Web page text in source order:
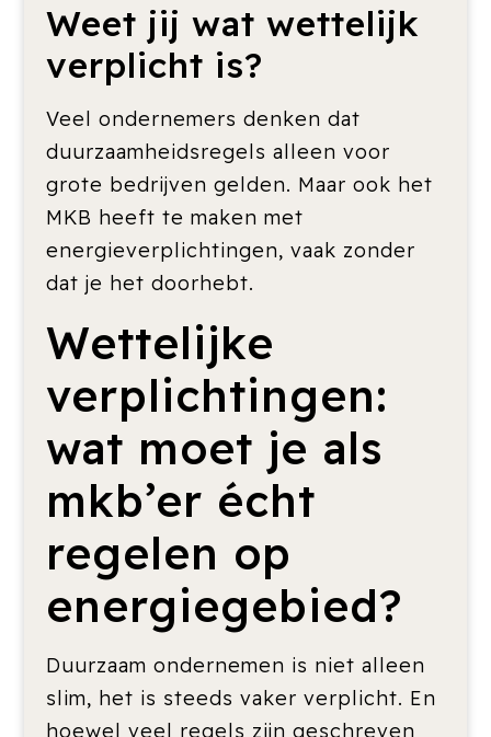
Weet jij wat wettelijk
verplicht is?
Veel ondernemers denken dat
duurzaamheidsregels alleen voor
grote bedrijven gelden. Maar ook het
MKB heeft te maken met
energieverplichtingen, vaak zonder
dat je het doorhebt.
Wettelijke
verplichtingen:
wat moet je als
mkb’er écht
regelen op
energiegebied?
Duurzaam ondernemen is niet alleen
slim, het is steeds vaker verplicht. En
hoewel veel regels zijn geschreven